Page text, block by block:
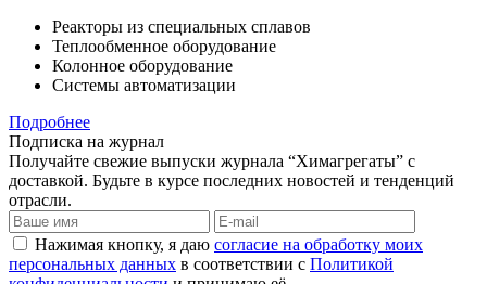
Реакторы из специальных сплавов
Теплообменное оборудование
Колонное оборудование
Системы автоматизации
Подробнее
Подписка на журнал
Получайте свежие выпуски журнала “Химагрегаты” с
доставкой. Будьте в курсе последних новостей и тенденций
отрасли.
Нажимая кнопку, я даю согласие на обработку моих
персональных данных в соответствии с Политикой